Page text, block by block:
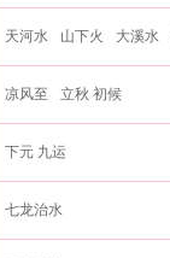
天河水 山下火 大溪水
凉风至 立秋 初候
下元 九运
七龙治水